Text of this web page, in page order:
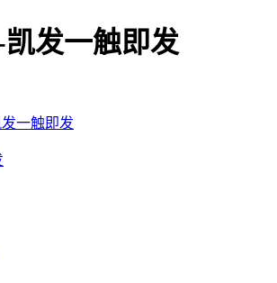
发一触即发
一触即发